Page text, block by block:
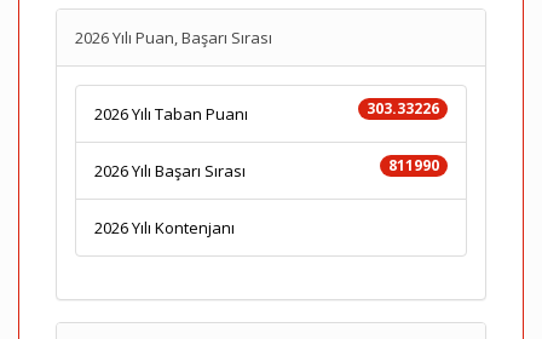
2026 Yılı Puan, Başarı Sırası
303.33226
2026 Yılı Taban Puanı
811990
2026 Yılı Başarı Sırası
2026 Yılı Kontenjanı